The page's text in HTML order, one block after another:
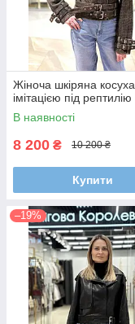
Жіноча шкіряна
імітацією під рептилію
В наявності
8 200 ₴ 10 200 ₴
Купити
–19%